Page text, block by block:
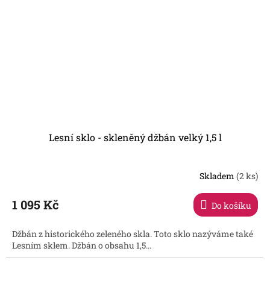
Lesní sklo - skleněný džbán velký 1,5 l
Skladem (2 ks)
1 095 Kč Do košíku
Džbán z historického zeleného skla. Toto sklo nazýváme také
Lesním sklem. Džbán o obsahu 1,5...